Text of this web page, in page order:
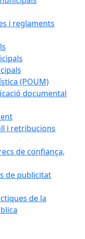
i reglaments
(POUM)
documental
i retribucions
de confiança,
de publicitat
de la